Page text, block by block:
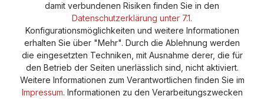
damit verbundenen Risiken finden Sie in den
Datenschutzerklärung unter 7.1.
Konfigurationsmöglichkeiten und weitere Informationen
erhalten Sie über "Mehr". Durch die Ablehnung werden
die eingesetzten Techniken, mit Ausnahme derer, die für
den Betrieb der Seiten unerlässlich sind, nicht aktiviert.
Weitere Informationen zum Verantwortlichen finden Sie im
Impressum. Informationen zu den Verarbeitungszwecken